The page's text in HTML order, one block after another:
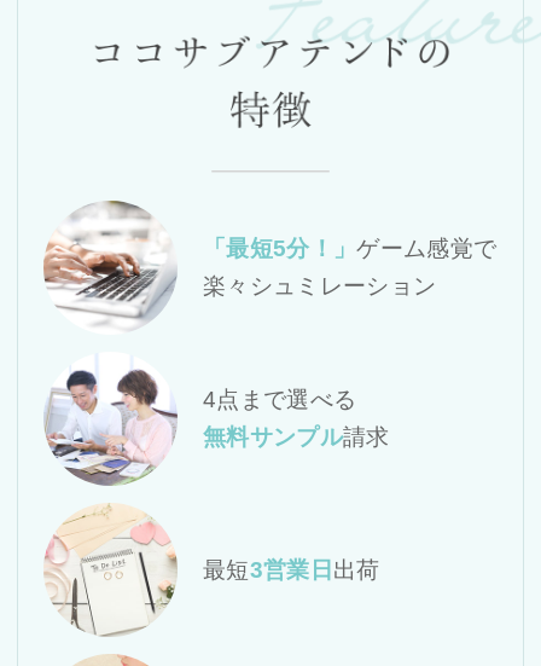
「最短5分！」ゲーム感覚で
楽々シュミレーション
4点まで選べる
無料サンプル請求
最短3営業日 出荷